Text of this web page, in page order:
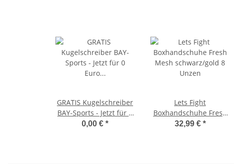
GRATIS Kugelschreiber
BAY-Sports - Jetzt für 0
Euro in den Warenkorb
0,00 € *
Lets Fight
Boxhandschuhe Fresh
Mesh schwarz/gold 8
32,99 € *